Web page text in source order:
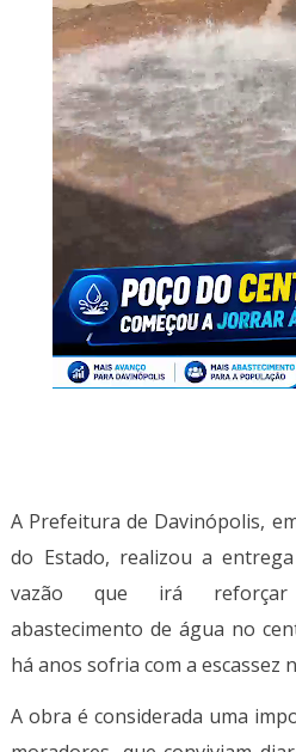
A Prefeitura de Davinópolis,
do Estado, realizou a
vazão que irá reforçar
abastecimento de água no
há anos sofria com a escassez
A obra é considerada uma